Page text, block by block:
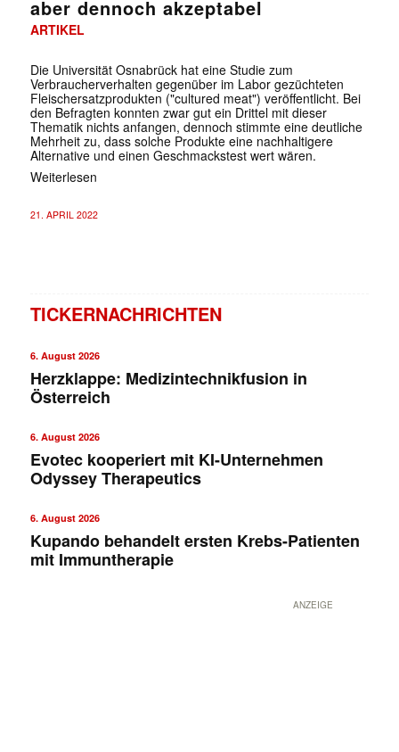
aber dennoch akzeptabel
ARTIKEL
Die Universität Osnabrück hat eine Studie zum
Verbraucherverhalten gegenüber im Labor gezüchteten
Fleischersatzprodukten ("cultured meat") veröffentlicht. Bei
den Befragten konnten zwar gut ein Drittel mit dieser
Thematik nichts anfangen, dennoch stimmte eine deutliche
Mehrheit zu, dass solche Produkte eine nachhaltigere
Alternative und einen Geschmackstest wert wären.
Weiterlesen
21. APRIL 2022
TICKERNACHRICHTEN
6. August 2026
Herzklappe: Medizintechnikfusion in
Österreich
6. August 2026
Evotec kooperiert mit KI-Unternehmen
Odyssey Therapeutics
6. August 2026
Kupando behandelt ersten Krebs-Patienten
mit Immuntherapie
ANZEIGE